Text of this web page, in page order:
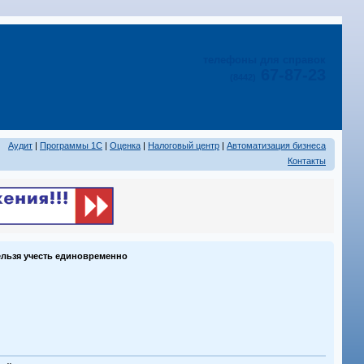
Аудит Программы 1С Оценка Налоговый центр
Автоматизация бизнеса
Контакты
учесть единовременно